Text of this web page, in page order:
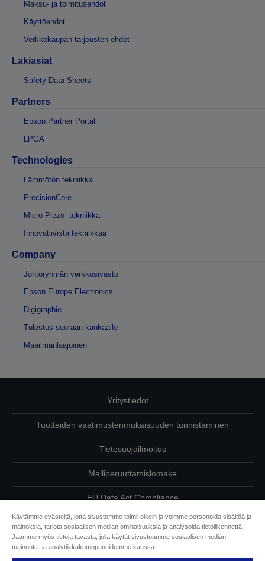
Maksu- ja toimitusehdot
Käyttöehdot
Verkkokaupan tarjousten ehdot
Lakiasiat
Safety Data Sheets
Partners
Epson Partner Portal
LPGA
Technologies
Lämmötön tekniikka
PrecisionCore
Micro Piezo -tekniikka
Innovatiivista tekniikkaa
Company
Johtoryhmän verkkosivusto
Epson Europe Electronics
Digigraphie
Tulostus suoraan kankaalle
Maailmanlaajuinen
Yritystiedot
Tuotteiden vaatimustenmukaisuuden tunnistaminen
Tietosuojailmoitus
Malliperuuttamislomake
EU Data Act Compliance
Ota meihin yhteyttä omista tiedoistasi
Tietoa evästeistä
Käytämme evästeitä, jotta sivustomme toimii oikein ja voimme personoida sisältöä ja
mainoksia, tarjota sosiaalisen median ominaisuuksia ja analysoida tietoliikennettä.
Jaamme myös tietoja tavasta, jolla käytät sivustoamme sosiaalisen median,
mainonta- ja analytiikkakumppaneidemme kanssa.